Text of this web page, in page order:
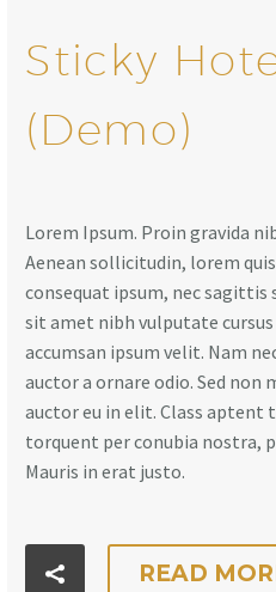
Sticky
(Demo)
Lorem Ipsum. Proin gravida
Aenean sollicitudin, lorem
consequat ipsum, nec sagittis
sit amet nibh vulputate
accumsan ipsum velit. Nam
auctor a ornare odio. Sed non
auctor eu in elit. Class aptent
torquent per conubia nostra,
Mauris in erat justo.
READ